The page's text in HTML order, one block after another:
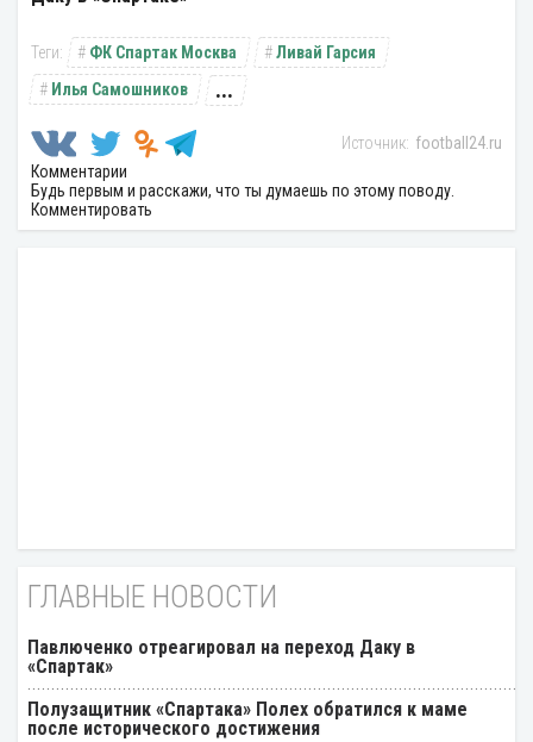
ФК Спартак Москва
Ливай Гарсия
Илья Самошников
...
football24.ru
Комментарии
Будь первым и расскажи, что ты думаешь по этому поводу.
Комментировать
ГЛАВНЫЕ НОВОСТИ
Павлюченко отреагировал на переход Даку в
«Спартак»
Полузащитник «Спартака» Полех обратился к маме
после исторического достижения